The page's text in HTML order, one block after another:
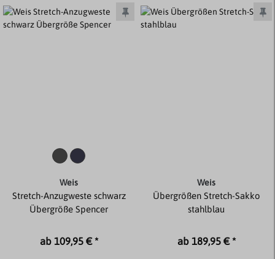
Weis
Stretch-Anzugweste schwarz
Übergröße Spencer
ab 109,95 € *
Weis
Übergrößen Stretch-Sakko
stahlblau
ab 189,95 € *